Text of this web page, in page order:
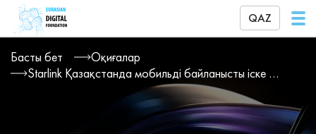
QAZ
Басты бет
Оқиғалар
Starlink Қазақстанда мобильді байланысты іске қосуға дайындалып, Қырғызстанға келеді